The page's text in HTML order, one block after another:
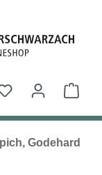
Du hast 0
Godehard